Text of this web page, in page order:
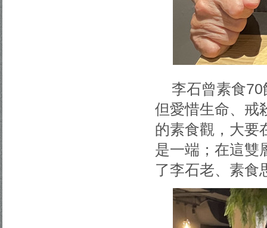
李石曾素食
但愛惜生命、戒
的素食觀，大要
是一端；在這雙
了李石老、素食